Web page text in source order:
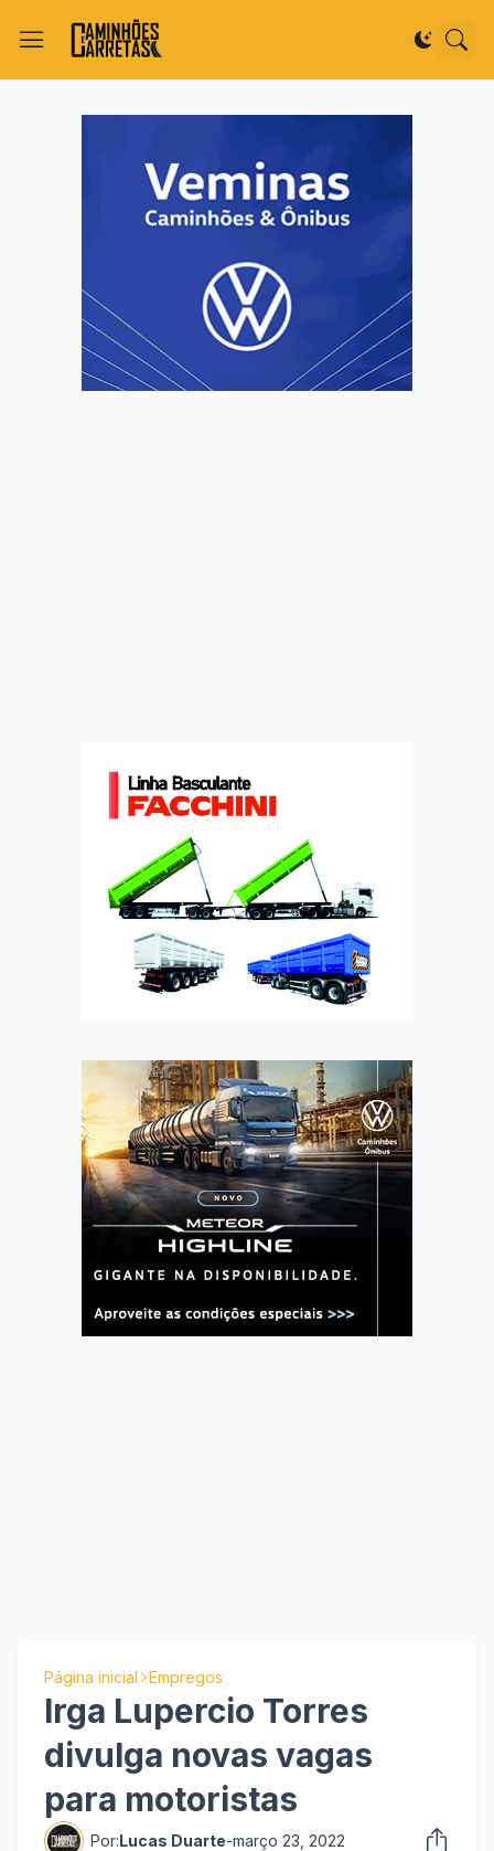
Página inicial Empregos
Irga Lupercio Torres
divulga novas vagas
para motoristas
Por:Lucas Duarte-março 23, 2022